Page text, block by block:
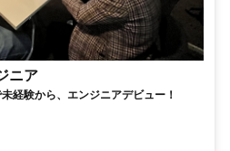
ニア
経験から、エンジニアデビュー！